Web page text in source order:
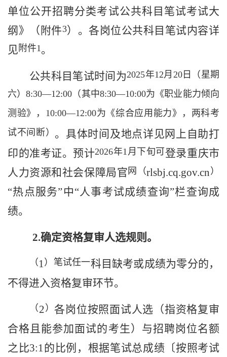
单位公开招聘分类考试公共科目笔试考试大
纲》（附件3）。各岗位公共科目笔试内容详
见 附件1。
公共科目笔试时间为2025年12月 20日（星期
六）8:30—12:00 （其中8:30—10:00为《职业能力倾向
测验》， 10:00—12:00为《综合应用能力》，两科考
试不间断） 。具体时间 及地点详见网上自助打
印的准考证。预计2026年1月下旬可 登录重庆市
人力资源和社会保障局官 网（rlsbj.cq.gov.cn ）
“热点服务”中“人事考试成绩查询”栏查询成
绩。
2.确定资格复审人选规则。
（ 1）笔试任一科目缺考或成绩为零分的，
不得进入资格复审环节。
（ 2 ）各岗位按照面试人选（指资格复审
合格且能参加面试的考生） 与招聘岗位名额
之比3:1的比例，根据笔试总成绩〔按照考试